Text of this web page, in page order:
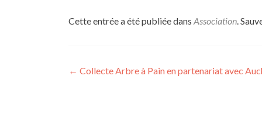
Cette entrée a été publiée dans Association.
Navigation
← Collecte Arbre à Pain en partenariat avec